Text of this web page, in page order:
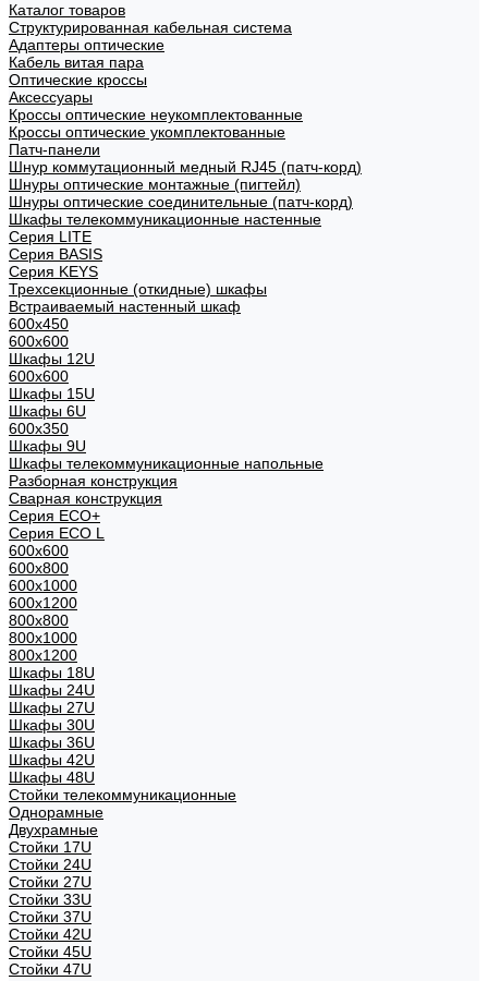
Каталог товаров
Структурированная кабельная система
Адаптеры оптические
Кабель витая пара
Оптические кроссы
Аксессуары
Кроссы оптические неукомплектованные
Кроссы оптические укомплектованные
Патч-панели
Шнур коммутационный медный RJ45 (патч-корд)
Шнуры оптические монтажные (пигтейл)
Шнуры оптические соединительные (патч-корд)
Шкафы телекоммуникационные настенные
Cерия LITE
Cерия BASIS
Cерия KEYS
Трехсекционные (откидные) шкафы
Встраиваемый настенный шкаф
600x450
600x600
Шкафы 12U
600x600
Шкафы 15U
Шкафы 6U
600x350
Шкафы 9U
Шкафы телекоммуникационные напольные
Разборная конструкция
Сварная конструкция
Серия ECO+
Серия ECO L
600x600
600x800
600х1000
600х1200
800x800
800х1000
800х1200
Шкафы 18U
Шкафы 24U
Шкафы 27U
Шкафы 30U
Шкафы 36U
Шкафы 42U
Шкафы 48U
Стойки телекоммуникационные
Однорамные
Двухрамные
Стойки 17U
Стойки 24U
Стойки 27U
Стойки 33U
Стойки 37U
Стойки 42U
Стойки 45U
Стойки 47U